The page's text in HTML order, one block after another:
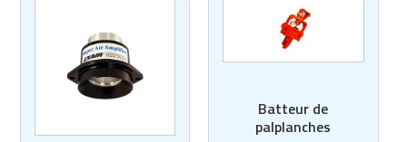
Batteur de
palplanches